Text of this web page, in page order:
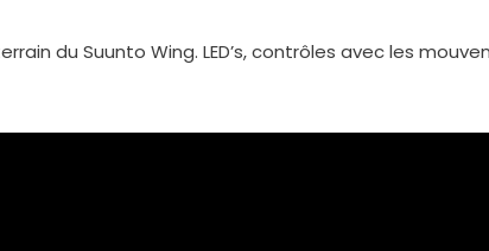
du Suunto Wing. LED’s, contrôles avec les